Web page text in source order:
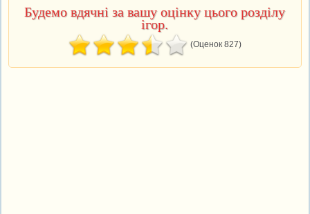
Будемо вдячні за вашу оцінку цього розділу
ігор.
(Оценок 827)